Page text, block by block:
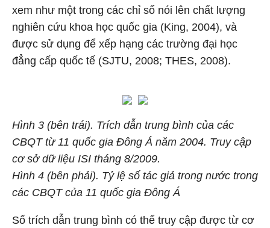
xem như một trong các chỉ số nói lên chất lượng
nghiên cứu khoa học quốc gia (King, 2004), và
được sử dụng để xếp hạng các trường đại học
đẳng cấp quốc tế (SJTU, 2008; THES, 2008).
Hình 3 (bên trái). Trích dẫn trung bình của các
CBQT từ 11 quốc gia Đông Á năm 2004. Truy cập
cơ sở dữ liệu ISI tháng 8/2009.
Hình 4 (bên phải). Tỷ lệ số tác giả trong nước trong
các CBQT của 11 quốc gia Đông Á
Số trích dẫn trung bình có thể truy cập được từ cơ